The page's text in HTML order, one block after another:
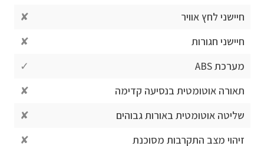
חיישני לחץ אוויר
✘
חיישני חגורות
✘
מערכת ABS
✓
תאורה אוטומטית בנסיעה קדימה
✘
שליטה אוטומטית באורות גבוהים
✘
זיהוי מצב התקרבות מסוכנת
✘